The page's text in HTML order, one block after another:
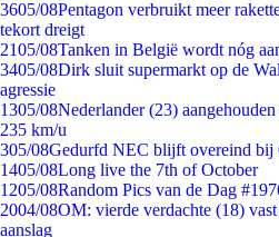
3605/08Pentagon verbruikt meer
tekort dreigt
2105/08Tanken in België wordt nóg
3405/08Dirk sluit supermarkt op de
agressie
1305/08Nederlander (23)
235 km/u
305/08Gedurfd NEC blijft overeind bij
1405/08Long live the 7th of October
1205/08Random Pics van de Dag
2004/08OM: vierde verdachte (18)
aanslag